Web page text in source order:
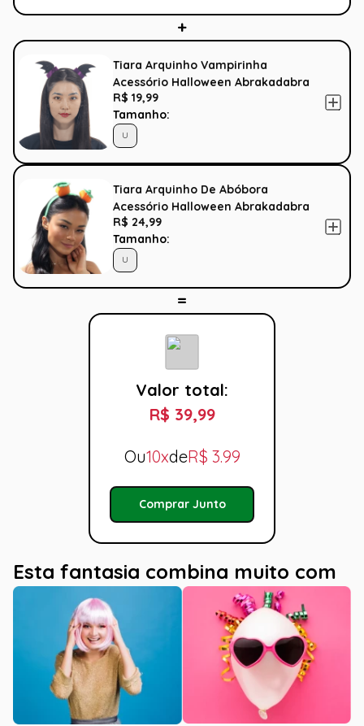
Tiara Arquinho Vampirinha
Acessório Halloween Abrakadabra
R$ 19,99
Tamanho:
U
Tiara Arquinho De Abóbora
Acessório Halloween Abrakadabra
R$ 24,99
Tamanho:
U
Valor total:
R$ 39,99
Ou10xdeR$ 3.99
Comprar Junto
Esta fantasia combina muito com